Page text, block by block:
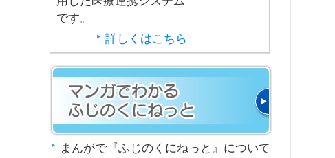
です。
詳しくはこちら
まんがで『ふじのくにねっと』について